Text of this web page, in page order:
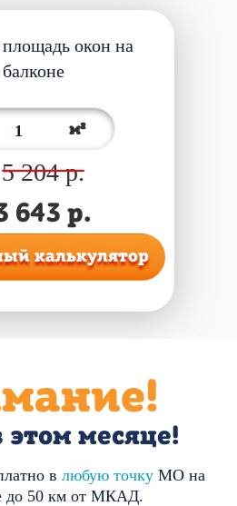
окон на
балконе
м²
5 204р.
643 р.
калькулятор
этом месяце!
в любую точкуМО на
до 50 км от МКАД.